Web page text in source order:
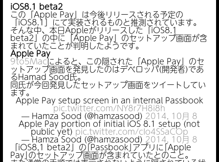
iOS8.1 beta2
この「Apple Pay」は今後リリースされる予定の
「iOS8.1」にて実装されるものと推測されています。
そんな中、本日Appleがリリースした「iOS8.1
beta2」の中に「Apple Pay」のセットアップ画面が含
まれていたことが判明したようです。
Apple Pay
9to5Macによると、この隠された「Apple Pay」のセ
ットアップ画面を発見したのはデベロッパ(開発者)であ
るHamad Sood氏。
同氏が今回発見したセットアップ画面をツイートしてい
ます。
Apple Pay setup screen in an internal Passbook
pic.twitter.com/NY8r7H8i8h
— Hamza Sood (@hamzasood) 2014, 10月 8
Apple Pay portion of initial iOS 8.1 setup (not
public yet) pic.twitter.com/cIo4SSaCOp
— Hamza Sood (@hamzasood) 2014, 10月 8
「iOS8,1 beta2」の｢Passbook｣アプリに｢Apple
Pay｣のセットアップ画面が含まれていたとのこと。